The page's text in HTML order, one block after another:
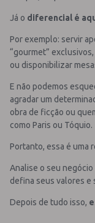
Já o diferencial é
Por exemplo: servir
“gourmet”
ou disponibilizar
E não podemos
agradar um
obra de ficção ou
como Paris ou Tóquio.
Portanto, essa é uma
Analise o seu
defina seus valores e
Depois de tudo isso,